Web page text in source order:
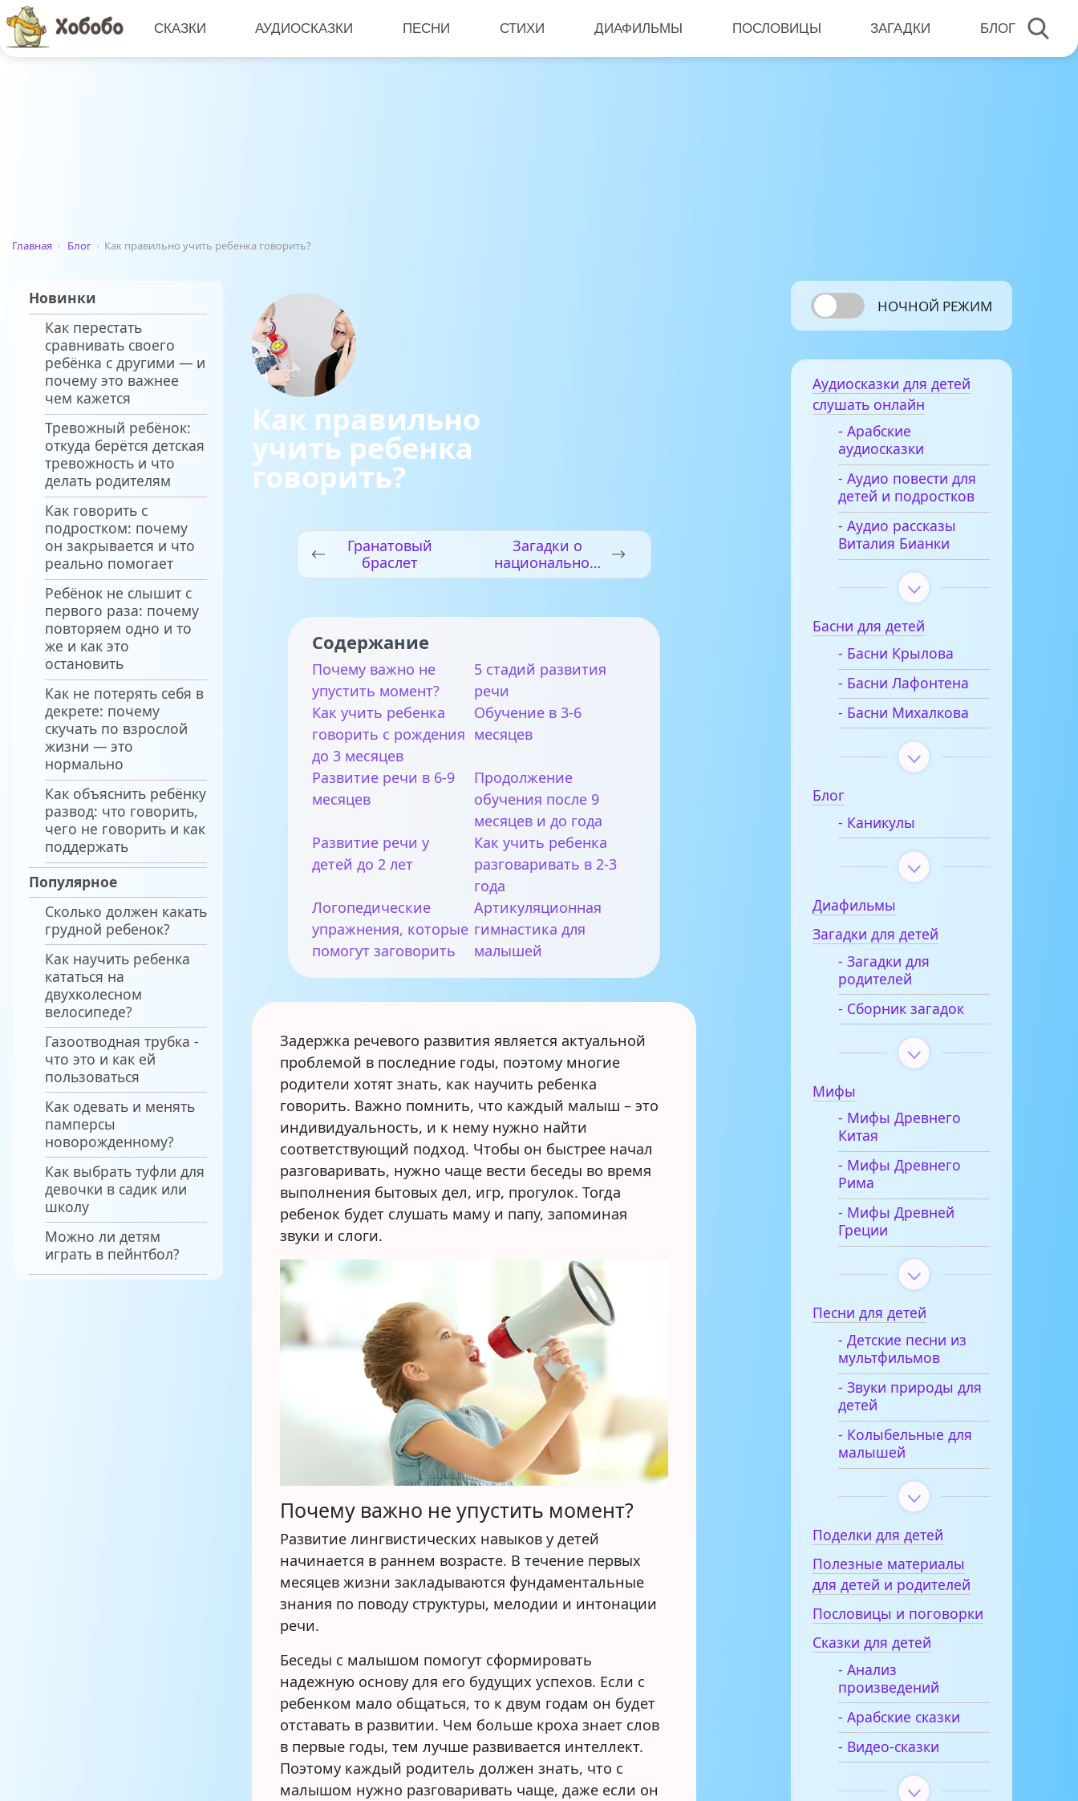
СКАЗКИ АУДИОСКАЗКИ ПЕСНИ СТИХИ ДИАФИЛЬМЫ ПОСЛОВИЦЫ ЗАГАДКИ БЛОГ
Главная › Блог › Как правильно учить ребенка говорить?
Новинки
Как перестать
сравнивать своего
ребёнка с другими — и
почему это важнее
чем кажется
Тревожный ребёнок:
откуда берётся детская
тревожность и что
делать родителям
Как говорить с
подростком: почему
он закрывается и что
реально помогает
Ребёнок не слышит с
первого раза: почему
повторяем одно и то
же и как это
остановить
Как не потерять себя в
декрете: почему
скучать по взрослой
жизни — это
нормально
Как объяснить ребёнку
развод: что говорить,
чего не говорить и как
поддержать
Популярное
Сколько должен какать
грудной ребенок?
Как научить ребенка
кататься на
двухколесном
велосипеде?
Газоотводная трубка -
что это и как ей
пользоваться
Как одевать и менять
памперсы
новорожденному?
Как выбрать туфли для
девочки в садик или
школу
Можно ли детям
играть в пейнтбол?
Как правильно
учить ребенка
говорить?
Гранатовый
браслет
Загадки о
национальном
напитке
Содержание
Почему важно не
упустить момент?
5 стадий развития
речи
Как учить ребенка
говорить с рождения
до 3 месяцев
Обучение в 3-6
месяцев
Развитие речи в 6-9
месяцев
Продолжение
обучения после 9
месяцев и до года
Развитие речи у
детей до 2 лет
Как учить ребенка
разговаривать в 2-3
года
Логопедические
упражнения, которые
помогут заговорить
Артикуляционная
гимнастика для
малышей
Задержка речевого развития является актуальной
проблемой в последние годы, поэтому многие
родители хотят знать, как научить ребенка
говорить. Важно помнить, что каждый малыш – это
индивидуальность, и к нему нужно найти
соответствующий подход. Чтобы он быстрее начал
разговаривать, нужно чаще вести беседы во время
выполнения бытовых дел, игр, прогулок. Тогда
ребенок будет слушать маму и папу, запоминая
звуки и слоги.
Почему важно не упустить момент?
Развитие лингвистических навыков у детей
начинается в раннем возрасте. В течение первых
месяцев жизни закладываются фундаментальные
знания по поводу структуры, мелодии и интонации
речи.
Беседы с малышом помогут сформировать
надежную основу для его будущих успехов. Если с
ребенком мало общаться, то к двум годам он будет
отставать в развитии. Чем больше кроха знает слов
в первые годы, тем лучше развивается интеллект.
Поэтому каждый родитель должен знать, что с
малышом нужно разговаривать чаще, даже если он
НОЧНОЙ РЕЖИМ
Аудиосказки для детей
слушать онлайн
- Арабские
аудиосказки
- Аудио повести для
детей и подростков
- Аудио рассказы
Виталия Бианки
Басни для детей
- Басни Крылова
- Басни Лафонтена
- Басни Михалкова
Блог
- Каникулы
Диафильмы
Загадки для детей
- Загадки для
родителей
- Сборник загадок
Мифы
- Мифы Древнего
Китая
- Мифы Древнего
Рима
- Мифы Древней
Греции
Песни для детей
- Детские песни из
мультфильмов
- Звуки природы для
детей
- Колыбельные для
малышей
Поделки для детей
Полезные материалы
для детей и родителей
Пословицы и поговорки
Сказки для детей
- Анализ
произведений
- Арабские сказки
- Видео-сказки